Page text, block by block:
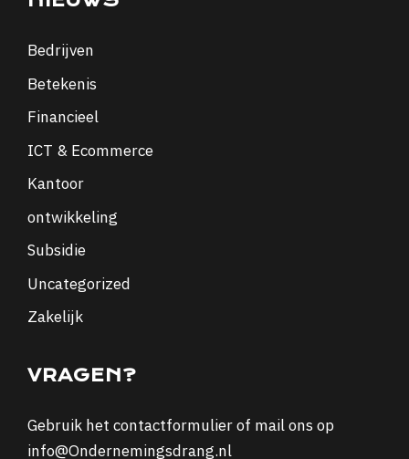
Bedrijven
Betekenis
Financieel
ICT & Ecommerce
Kantoor
ontwikkeling
Subsidie
Uncategorized
Zakelijk
VRAGEN?
Gebruik het contactformulierof mail ons op
info@Ondernemingsdrang.nl